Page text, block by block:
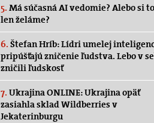
5. Má súčasná AI vedomie? Alebo si to
len želáme?
6. Štefan Hríb: Lídri umelej
pripúšťajú zničenie ľudstva. Lebo v
zničili ľudskosť
7. Ukrajina ONLINE: Ukrajina opäť
zasiahla sklad Wildberries v
Jekaterinburgu